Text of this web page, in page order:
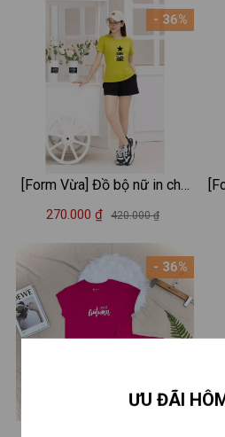
- 36%
[Form Vừa] Đồ bộ nữ in chữ
GIRL (áo thun + quần đùi) -
LOZA VP37
270.000 ₫ 420.000 ₫
- 36%
ƯU ĐÃI